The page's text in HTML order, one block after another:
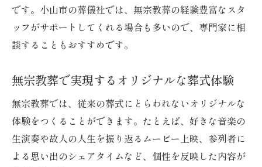
です。小山市の葬儀社では、無宗教葬の経験豊富なスタ
ッフがサポートしてくれる場合も多いので、専門家に相
談することもおすすめです。
無宗教葬で実現するオリジナルな葬式体験
無宗教葬では、従来の葬式にとらわれないオリジナルな
体験をつくることができます。たとえば、好きな音楽の
生演奏や故人の人生を振り返るムービー上映、参列者に
よる思い出のシェアタイムなど、個性を反映した内容が